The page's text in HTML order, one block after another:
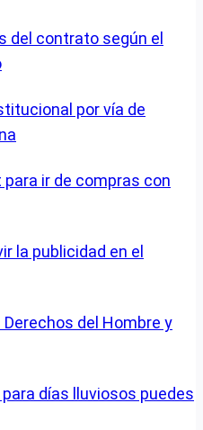
del contrato según el
por vía de
ir de compras con
la publicidad en el
del Hombre y
días lluviosos puedes